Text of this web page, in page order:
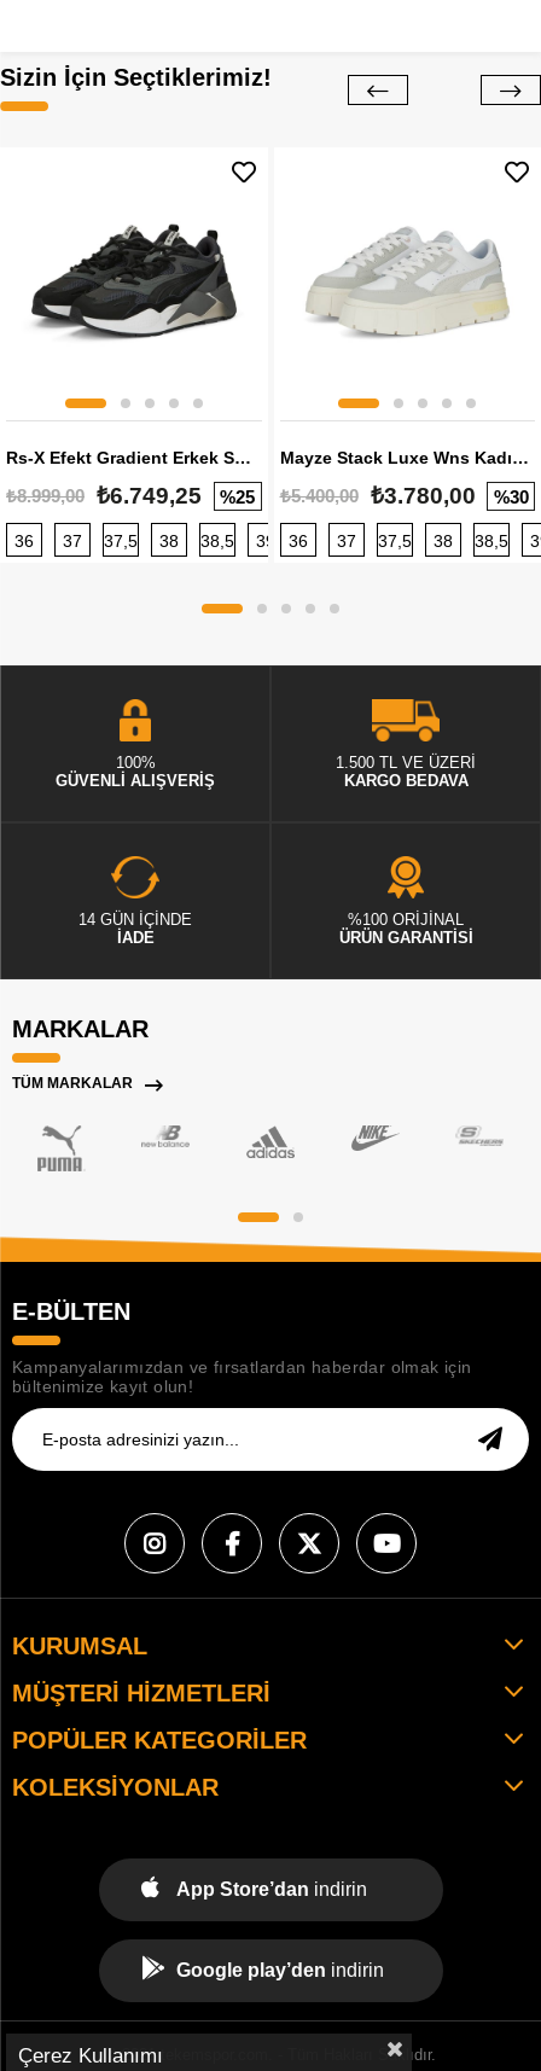
Sizin İçin Seçtiklerimiz!
Rs-X Efekt Gradient Erkek Sneaker
₺8.999,00 ₺6.749,25 %25
36 37 37,5 38 38,5 39 40 40,5 41 42 42,5
Mayze Stack Luxe Wns Kadın Sneaker
₺5.400,00 ₺3.780,00 %30
36 37 37,5 38 38,5
100%
GÜVENLİ ALIŞVERİŞ
1.500 TL VE ÜZERİ
KARGO BEDAVA
14 GÜN İÇİNDE
İADE
%100 ORİJİNAL
ÜRÜN GARANTİSİ
MARKALAR
TÜM MARKALAR
E-BÜLTEN
Kampanyalarımızdan ve fırsatlardan haberdar olmak için
bültenimize kayıt olun!
KURUMSAL
MÜŞTERI HIZMETLERI
POPÜLER KATEGORILER
KOLEKSIYONLAR
App Store’dan indirin
Google play’den indirin
© 2021 tekemspor.com. - Tüm Hakları Saklıdır.
Çerez Kullanımı